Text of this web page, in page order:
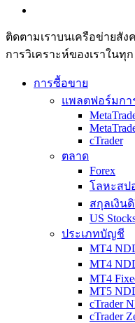
ติดตามเราบนเครือข่ายสั
การวิเ­คราะห์ของเราใน
การซื้อขาย
แพลตฟอร์มกา
cTrader
ตลาด
Forex
โลหะสป
สกุลเงิน
US
ประเภทบัญชี
MT4
MT4
MT4
MT5
cTrader
cTrader